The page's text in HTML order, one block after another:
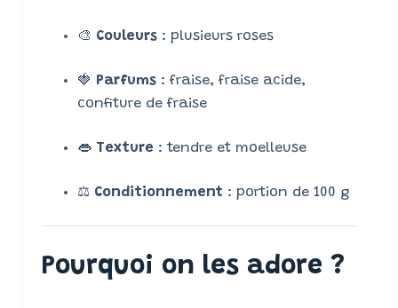
🎨 Couleurs: plusieurs roses
🍓 Parfums: fraise, fraise acide,
confiture de fraise
👄 Texture : tendre et moelleuse
⚖️ Conditionnement : portion de 100 g
Pourquoi on les adore ?